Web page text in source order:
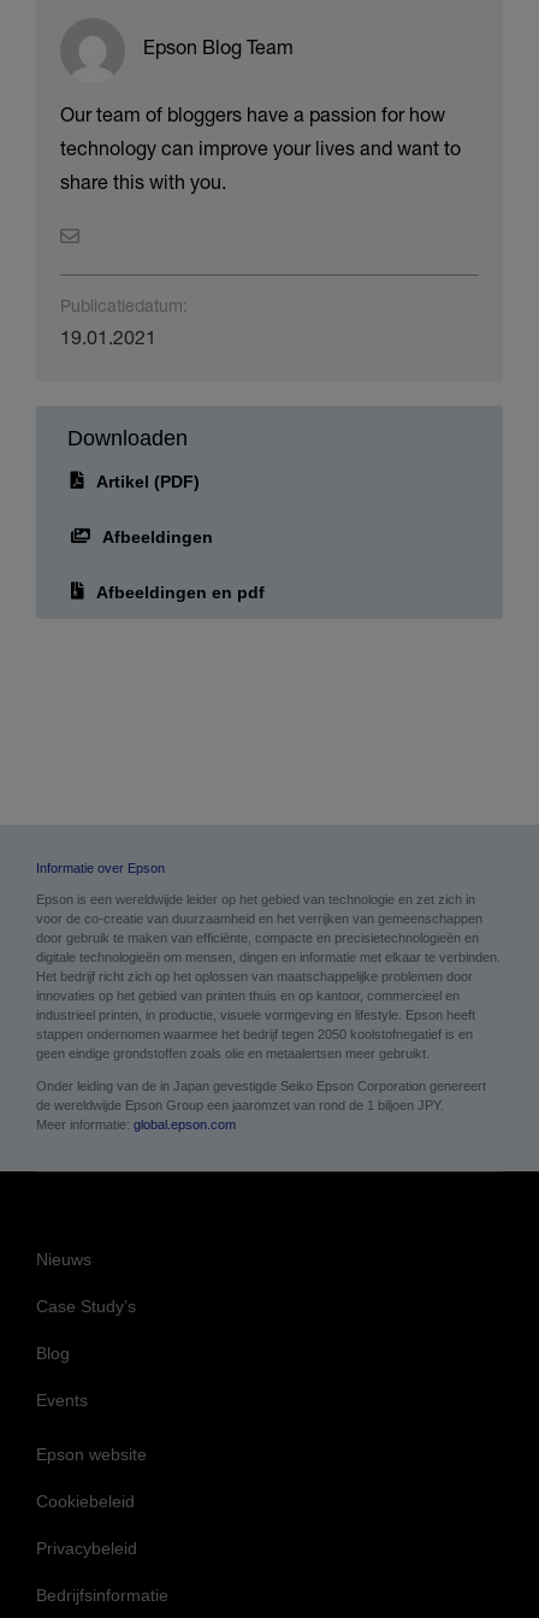
Over de auteur(s)
share this with you.
Downloaden
Artikel (PDF)
Afbeeldingen
Informatie over Epson
Epson is een wereldwijde leider op het gebied van technologie en zet zich in
voor de co-creatie van duurzaamheid en het verrijken van gemeenschappen
door gebruik te maken van efficiënte, compacte en precisietechnologieën en
digitale technologieën om mensen, dingen en informatie met elkaar te verbinden.
Het bedrijf richt zich op het oplossen van maatschappelijke problemen door
innovaties op het gebied van printen thuis en op kantoor, commercieel en
stappen ondernomen waarmee het bedrijf tegen 2050 koolstofnegatief is en
geen eindige grondstoffen zoals olie en metaalertsen meer gebruikt.
Meer informatie:global.epson.com
Nieuws
Case Study’s
Blog
Events
Epson website
Cookiebeleid
Privacybeleid